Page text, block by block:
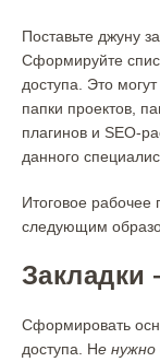
Поставьте джуну
Сформируйте
доступа. Это
папки проектов,
плагинов и SEO-
данного
Итоговое рабочее
следующим
Сформировать
доступа. Не нужно